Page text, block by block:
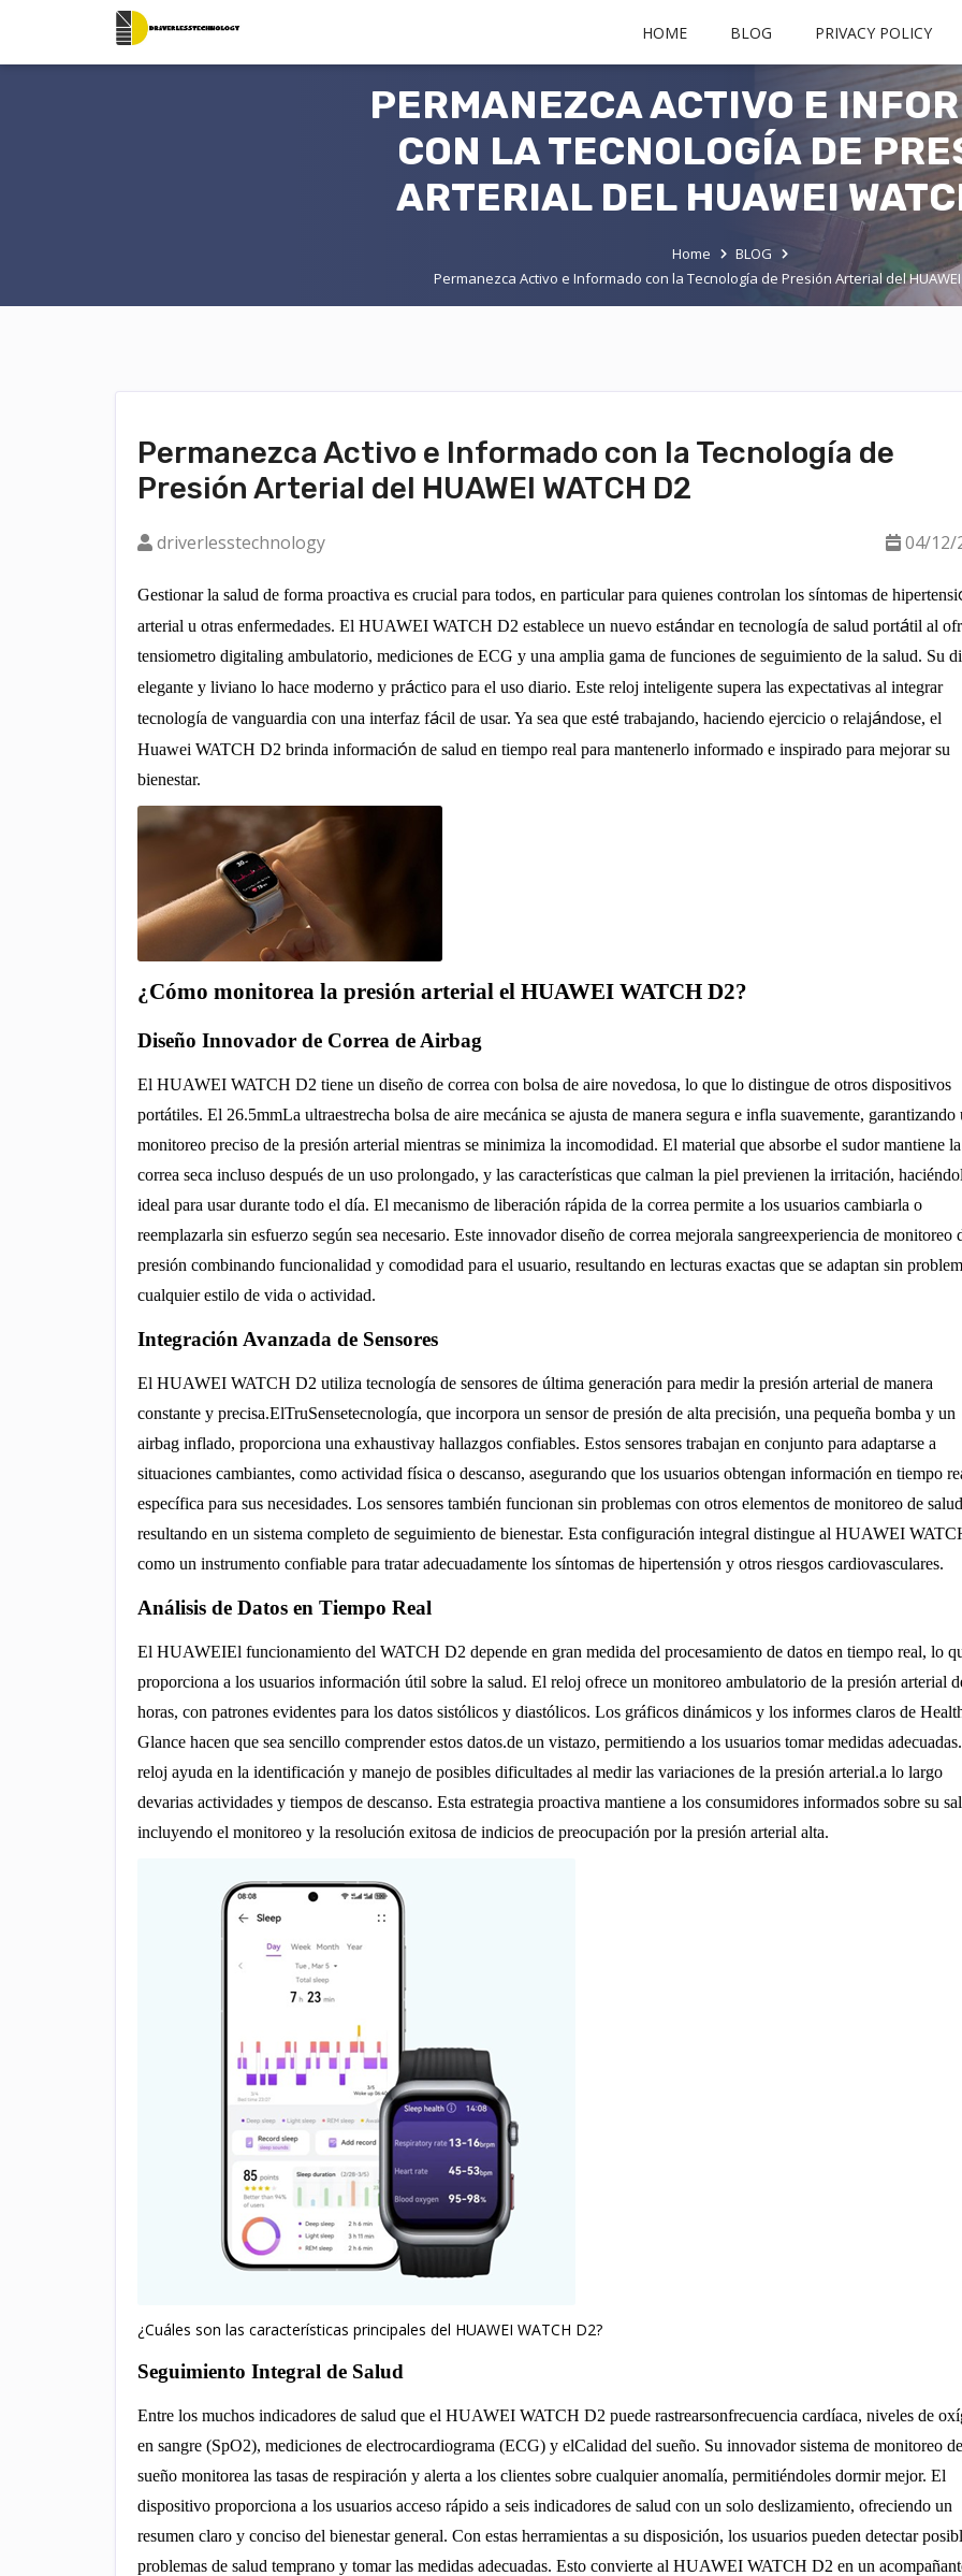
HOME BLOG PRIVACY POLICY
PERMANEZCA ACTIVO E
CON LA TECNOLOGÍA DE
ARTERIAL DEL HUAWEI
Home
BLOG
Permanezca Activo e Informado con la Tecnología de Presión Arterial del HUAWEI
Permanezca Activo e Informado con la Tecnología de
Presión Arterial del HUAWEI WATCH D2
driverlesstechnology 04/12/
Gestionar la salud de forma proactiva es crucial para todos, en particular para quienes controlan los síntomas de hipertensi
arterial u otras enfermedades. El HUAWEI WATCH D2 establece un nuevo estándar en tecnología de salud portátil al
tensiometro digitaling ambulatorio, mediciones de ECG y una amplia gama de funciones de seguimiento de la salud. Su
elegante y liviano lo hace moderno y práctico para el uso diario. Este reloj inteligente supera las expectativas al integrar
tecnología de vanguardia con una interfaz fácil de usar. Ya sea que esté trabajando, haciendo ejercicio o relajándose, el
Huawei WATCH D2 brinda información de salud en tiempo real para mantenerlo informado e inspirado para mejorar su
bienestar.
¿Cómo monitorea la presión arterial el HUAWEI WATCH D2?
Diseño Innovador de Correa de Airbag
El HUAWEI WATCH D2 tiene un diseño de correa con bolsa de aire novedosa, lo que lo distingue de otros dispositivos
portátiles. El 26.5mmLa ultraestrecha bolsa de aire mecánica se ajusta de manera segura e infla suavemente, garantizando
monitoreo preciso de la presión arterial mientras se minimiza la incomodidad. El material que absorbe el sudor mantiene la
correa seca incluso después de un uso prolongado, y las características que calman la piel previenen la irritación,
ideal para usar durante todo el día. El mecanismo de liberación rápida de la correa permite a los usuarios cambiarla o
reemplazarla sin esfuerzo según sea necesario. Este innovador diseño de correa mejorala sangreexperiencia de monitoreo
presión combinando funcionalidad y comodidad para el usuario, resultando en lecturas exactas que se adaptan sin
cualquier estilo de vida o actividad.
Integración Avanzada de Sensores
El HUAWEI WATCH D2 utiliza tecnología de sensores de última generación para medir la presión arterial de manera
constante y precisa.ElTruSensetecnología, que incorpora un sensor de presión de alta precisión, una pequeña bomba y un
airbag inflado, proporciona una exhaustivay hallazgos confiables. Estos sensores trabajan en conjunto para adaptarse a
situaciones cambiantes, como actividad física o descanso, asegurando que los usuarios obtengan información en tiempo
específica para sus necesidades. Los sensores también funcionan sin problemas con otros elementos de monitoreo de
resultando en un sistema completo de seguimiento de bienestar. Esta configuración integral distingue al HUAWEI
como un instrumento confiable para tratar adecuadamente los síntomas de hipertensión y otros riesgos cardiovasculares.
Análisis de Datos en Tiempo Real
El HUAWEIEl funcionamiento del WATCH D2 depende en gran medida del procesamiento de datos en tiempo real, lo
proporciona a los usuarios información útil sobre la salud. El reloj ofrece un monitoreo ambulatorio de la presión arterial
horas, con patrones evidentes para los datos sistólicos y diastólicos. Los gráficos dinámicos y los informes claros de
Glance hacen que sea sencillo comprender estos datos.de un vistazo, permitiendo a los usuarios tomar medidas
reloj ayuda en la identificación y manejo de posibles dificultades al medir las variaciones de la presión arterial.a lo largo
devarias actividades y tiempos de descanso. Esta estrategia proactiva mantiene a los consumidores informados sobre su
incluyendo el monitoreo y la resolución exitosa de indicios de preocupación por la presión arterial alta.
¿Cuáles son las características principales del HUAWEI WATCH D2?
Seguimiento Integral de Salud
Entre los muchos indicadores de salud que el HUAWEI WATCH D2 puede rastrearsonfrecuencia cardíaca, niveles de
en sangre (SpO2), mediciones de electrocardiograma (ECG) y elCalidad del sueño. Su innovador sistema de monitoreo
sueño monitorea las tasas de respiración y alerta a los clientes sobre cualquier anomalía, permitiéndoles dormir mejor. El
dispositivo proporciona a los usuarios acceso rápido a seis indicadores de salud con un solo deslizamiento, ofreciendo un
resumen claro y conciso del bienestar general. Con estas herramientas a su disposición, los usuarios pueden detectar
problemas de salud temprano y tomar las medidas adecuadas. Esto convierte al HUAWEI WATCH D2 en un